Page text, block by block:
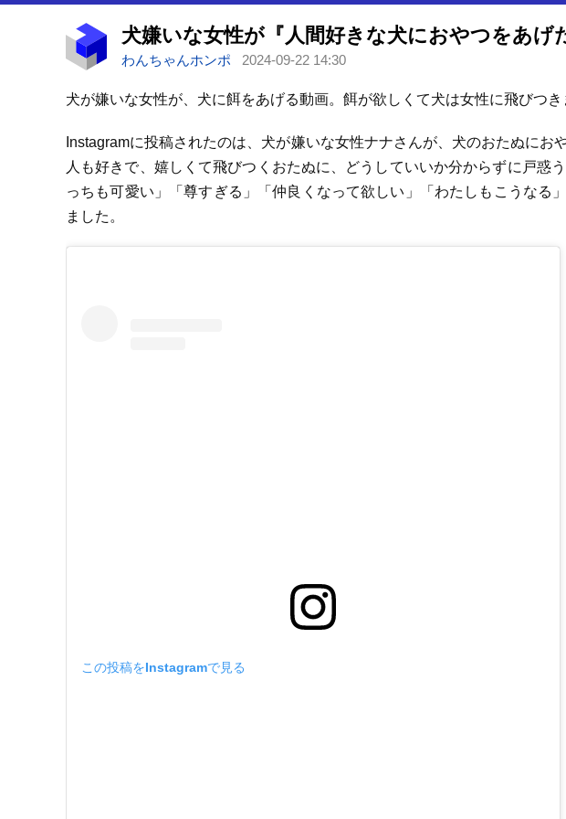
わんちゃんホンポ 2024-09-22 14:30
犬が嫌いな女性が、犬に餌をあげる動画。餌が欲しくて犬は女性に飛びつき
Instagramに投稿されたのは、犬が嫌いな女性ナナさんが、犬のおたぬにお
人も好きで、嬉しくて飛びつくおたぬに、どうしていいか分からずに戸惑
っちも可愛い」「尊すぎる」「仲良くなって欲しい」「わたしもこうなる
ました。
この投稿をInstagramで見る